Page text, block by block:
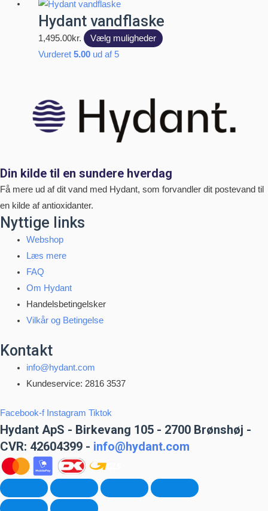
Mulighederne
kan
vælges
på
Hydant vandflaske
1,495.00kr. Vælg muligheder
Dette
Mulighederne
kan
varesiden
Vurderet 5.00ud af 5
Din kilde til en sundere hverdag
Få mere ud af dit vand med Hydant, som forvandler dit postevand til
en kilde af antioxidanter.
Nyttige links
Webshop
Læs mere
FAQ
Om Hydant
Handelsbetingelsker
Vilkår og Betingelse
Kontakt
info@hydant.com
Kundeservice: 2816 3537
Facebook-f Instagram Tiktok
Hydant ApS - Birkevang 105 - 2700 Brønshøj -
CVR: 42604399 - info@hydant.com